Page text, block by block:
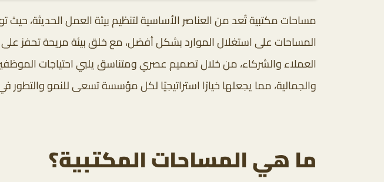
مساحات مكتبية تُعد من العناصر الأساسية لتنظيم بيئة العمل الحديثة،
المساحات على استغلال الموارد بشكل أفضل، مع خلق بيئة مريحة تحفز
العملاء والشركاء، من خلال تصميم عصري ومتناسق يلبي احتياجات
والجمالية، مما يجعلها خيارًا استراتيجيًا لكل مؤسسة تسعى للنمو
ما هي المساحات المكتبية؟